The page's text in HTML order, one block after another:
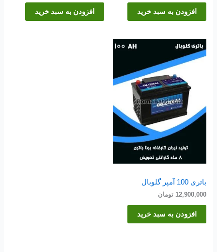
افزودن به سبد خرید افزودن به سبد خرید
باتری 100 آمپر گلوبال
12,900,000 تومان
افزودن به سبد خرید